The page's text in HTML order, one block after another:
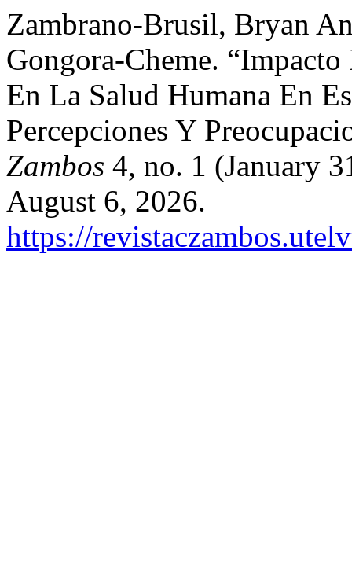
Zambrano-Brusil, Bryan
Gongora-Cheme.
En La Salud Humana En
Percepciones Y
Zambos 4, no. 1 (January
August 6, 2026.
https://